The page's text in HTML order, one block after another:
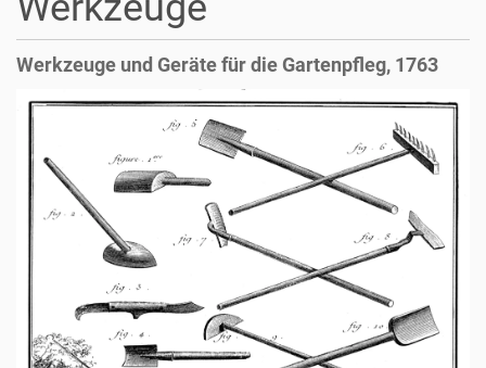
Werkzeuge und Geräte für die Gartenpfleg, 1763